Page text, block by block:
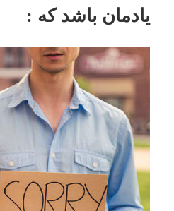
یادمان باشد که :